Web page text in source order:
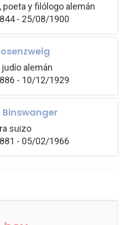
poeta y filólogo alemán
- 25/08/1900
alemán
- 10/12/1929
Binswanger
suizo
- 05/02/1966